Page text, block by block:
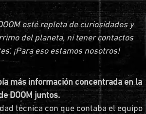
esté repleta de curiosidades y
del planeta, ni tener contactos
¡Para eso estamos nosotros!
más información concentrada en la
DOOM juntos.
técnica con que contaba el equipo